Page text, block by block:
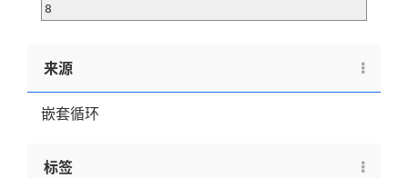
8
来源
嵌套循环
标签